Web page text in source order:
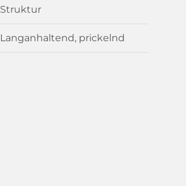
Struktur
Langanhaltend, prickelnd